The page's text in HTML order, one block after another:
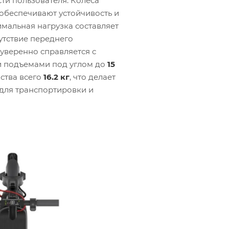
устойчивость и
нагрузка составляет
переднего
справляется с
подъемами под углом до 15
всего 16.2 кг, что делает
транспортировки и